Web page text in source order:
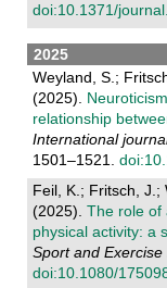
doi:10.1371/
2025
Weyland, S.;
(2025).
relationship
International
1501–1521.
Feil, K.; Fritsch, J.;
(2025). The role of
physical activity: a
Sport and Exercise
doi:10.1080/